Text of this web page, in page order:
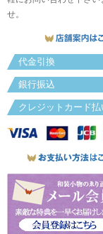
せ。
代金引換
銀行振込
クレジットカード払